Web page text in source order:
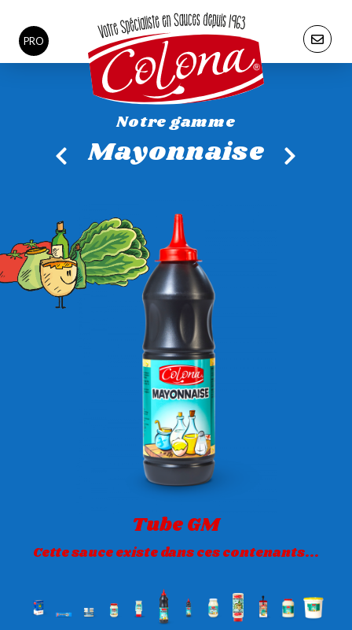
PRO
Notre gamme
Mayonnaise
Tube GM
Cette sauce existe dans ces contenants...